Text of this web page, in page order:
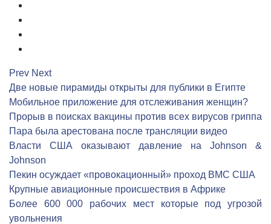
Prev Next
Две новые пирамиды открыты для публики в Египте
Мобильное приложение для отслеживания женщин?
Прорыв в поисках вакцины против всех вирусов гриппа
Пара была арестована после трансляции видео
Власти США оказывают давление на Johnson &
Johnson
Пекин осуждает «провокационный» проход ВМС США
Крупные авиационные происшествия в Африке
Более 600 000 рабочих мест которые под угрозой
увольнения